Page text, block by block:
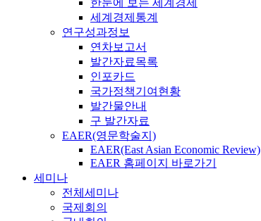
세계경제통계
연구성과정보
연차보고서
발간자료목록
인포카드
국가정책기여현황
발간물안내
구 발간자료
EAER(영문학술지)
EAER(East Asian Economic Review)
EAER 홈페이지 바로가기
세미나
전체세미나
국제회의